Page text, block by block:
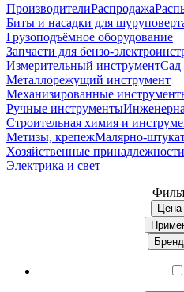
ПроизводителиРаспродажа
Биты и насадки для
Грузоподъёмное оборудование
Запчасти для бензо-
Измерительный инструментСад
Металлорежущий инструмент
Механизированные
Ручные инструменты
Строительная химия и
Метизы, крепежМалярно-
Хозяйственные принадлежности
Электрика и свет
Цена
Бренд